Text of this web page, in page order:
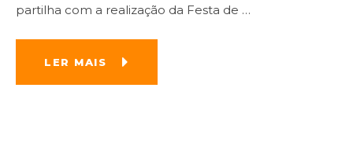
partilha com a realização da Festa de …
LER MAIS